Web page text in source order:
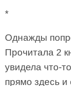
*
Однажды
Прочитала 2
увидела что-
прямо здесь